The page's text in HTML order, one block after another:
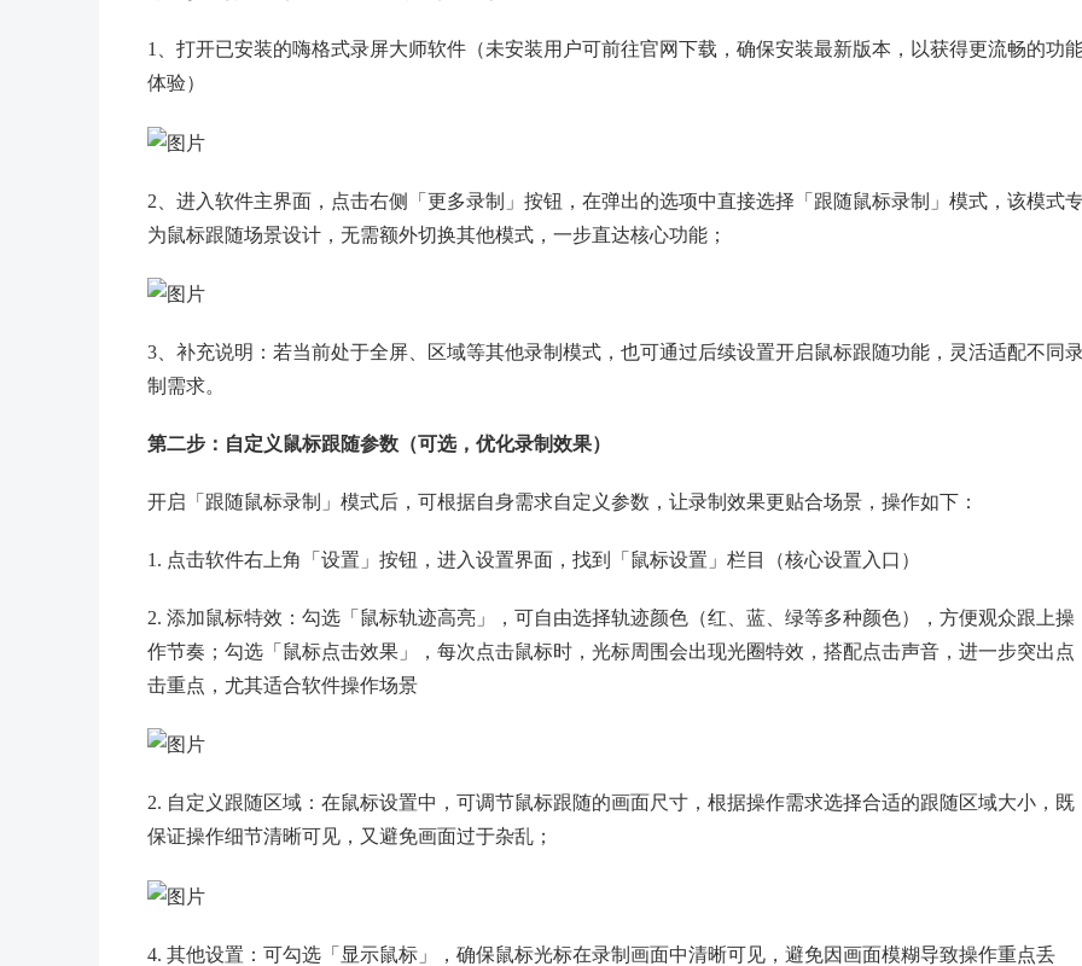
1、打开已安装的嗨格式录屏大师软件（未安装用户可前往官网下载，确保安装最新版本，以获得更流畅的功
体验）
2、进入软件主界面，点击右侧「更多录制」按钮，在弹出的选项中直接选择「跟随鼠标录制」模式，该模式
为鼠标跟随场景设计，无需额外切换其他模式，一步直达核心功能；
3、补充说明：若当前处于全屏、区域等其他录制模式，也可通过后续设置开启鼠标跟随功能，灵活适配不同
制需求。
第二步：自定义鼠标跟随参数（可选，优化录制效果）
开启「跟随鼠标录制」模式后，可根据自身需求自定义参数，让录制效果更贴合场景，操作如下：
1. 点击软件右上角「设置」按钮，进入设置界面，找到「鼠标设置」栏目（核心设置入口）
2. 添加鼠标特效：勾选「鼠标轨迹高亮」，可自由选择轨迹颜色（红、蓝、绿等多种颜色），方便观众跟上操
作节奏；勾选「鼠标点击效果」，每次点击鼠标时，光标周围会出现光圈特效，搭配点击声音，进一步突出点
击重点，尤其适合软件操作场景
2. 自定义跟随区域：在鼠标设置中，可调节鼠标跟随的画面尺寸，根据操作需求选择合适的跟随区域大小，既
保证操作细节清晰可见，又避免画面过于杂乱；
4. 其他设置：可勾选「显示鼠标」，确保鼠标光标在录制画面中清晰可见，避免因画面模糊导致操作重点丢